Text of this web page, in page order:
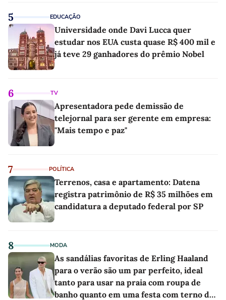
5 EDUCAÇÃO
Universidade onde Davi Lucca quer
estudar nos EUA custa quase R$ 400 mil e
já teve 29 ganhadores do prêmio Nobel
6 TV
Apresentadora pede demissão de
telejornal para ser gerente em empresa:
"Mais tempo e paz"
7 POLÍTICA
Terrenos, casa e apartamento: Datena
registra patrimônio de R$ 35 milhões em
candidatura a deputado federal por SP
8 MODA
As sandálias favoritas de Erling Haaland
para o verão são um par perfeito, ideal
tanto para usar na praia com roupa de
banho quanto em uma festa com terno de